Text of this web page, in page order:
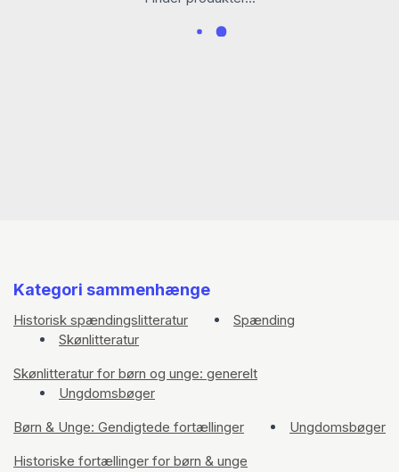
Kategori sammenhænge
Historisk spændingslitteratur
Spænding
Skønlitteratur
Skønlitteratur for børn og unge: generelt
Ungdomsbøger
Børn & Unge: Gendigtede fortællinger
Ungdomsbøger
Historiske fortællinger for børn & unge